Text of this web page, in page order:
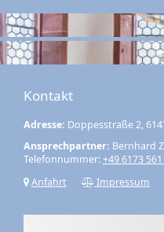
Kontakt
Adresse: Doppesstraße 2,
Ansprechpartner: Bernhard
Telefonnummer:+49 6173
Anfahrt
Impressum